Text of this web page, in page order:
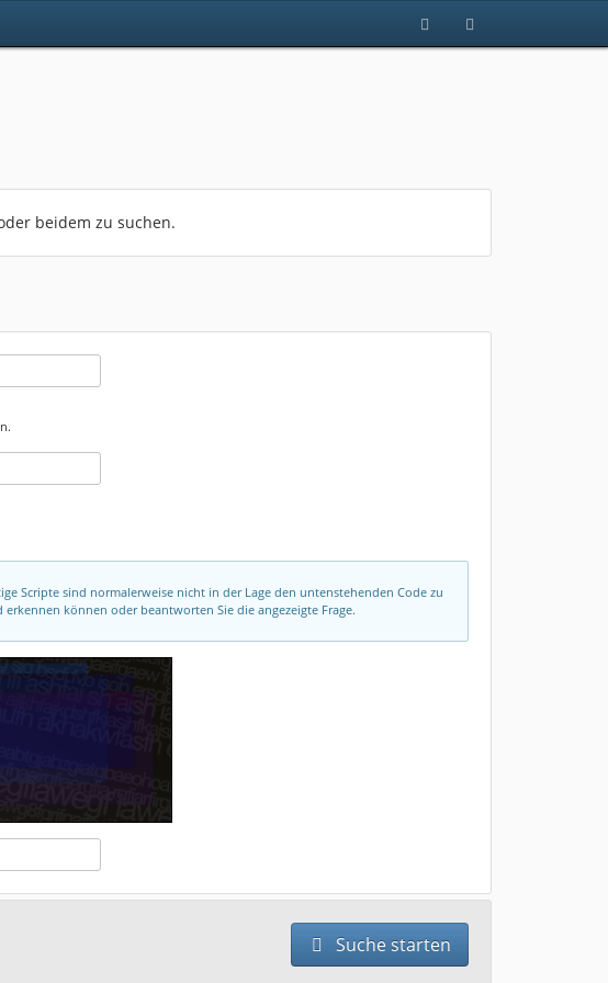
beidem zu suchen.
Scripte sind normalerweise nicht in der Lage den untenstehenden Code zu
können oder beantworten Sie die angezeigte Frage.
Suche starten